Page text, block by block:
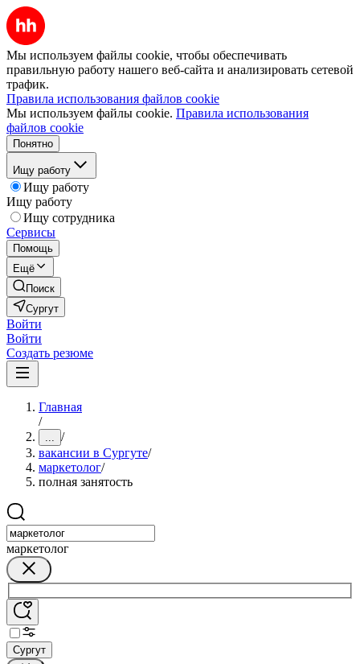
Мы используем файлы cookie, чтобы обеспечивать
правильную работу нашего веб-сайта и анализировать сетевой
трафик.
Правила использования файлов cookie
Мы используем файлы cookie. Правила использования
файлов cookie
Понятно
Ищу работу
Ищу работу
Ищу работу
Ищу сотрудника
Сервисы
Помощь
Ещё
Поиск
Сургут
Войти
Войти
Создать резюме
Главная
/
... /
вакансии в Сургуте/
маркетолог/
полная занятость
маркетолог
Сургут